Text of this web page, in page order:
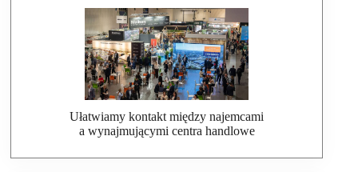
Ułatwiamy kontakt między najemcami
a wynajmującymi centra handlowe